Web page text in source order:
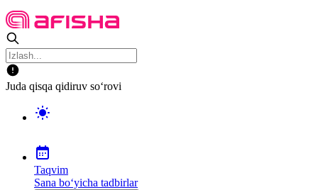
Juda qisqa qidiruv so‘rovi
Taqvim
Sana bo‘yicha tadbirlar